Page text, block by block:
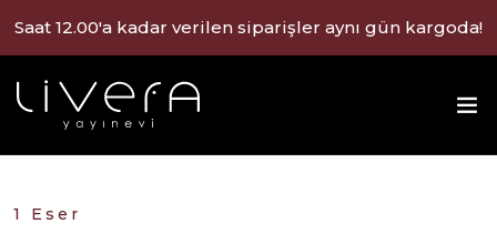
Saat 12.00'a kadar verilen siparişler aynı gün kargoda!
1 Eser